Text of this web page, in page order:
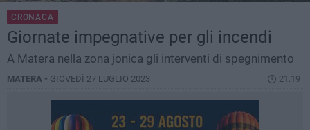
CRONACA
Giornate impegnative per gli incendi
A Matera nella zona jonica gli interventi di spegnimento
MATERA - GIOVEDÌ 27 LUGLIO 2023 21.19